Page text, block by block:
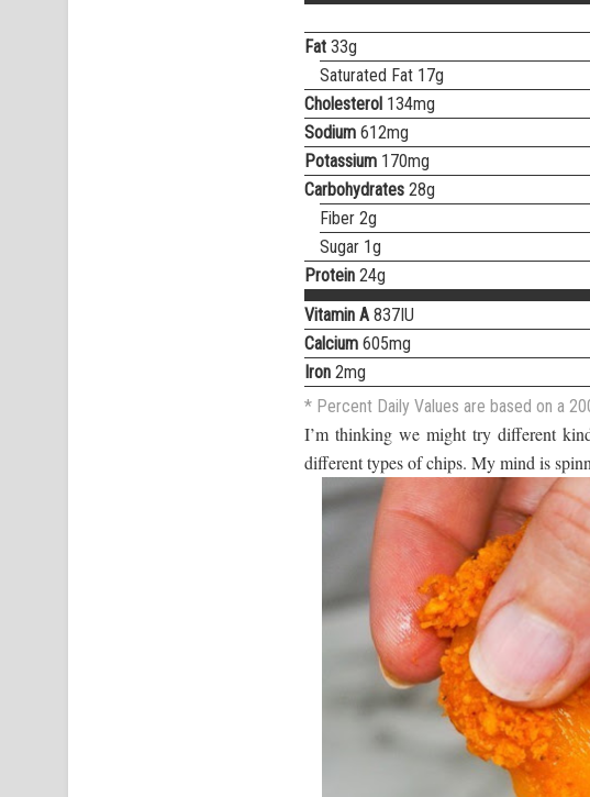
Fat 33g
Saturated Fat 17g
Cholesterol 134mg
Sodium 612mg
Potassium 170mg
Carbohydrates 28g
Fiber 2g
Sugar 1g
Protein 24g
Vitamin A 837IU
Calcium 605mg
Iron 2mg
* Percent Daily Values are based on a
I’m thinking we might try different
different types of chips. My mind is